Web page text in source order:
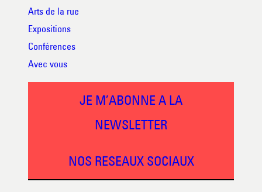
Arts de la rue
Expositions
Conférences
Avec vous
JE M’ABONNE A LA
NEWSLETTER
NOS RESEAUX SOCIAUX